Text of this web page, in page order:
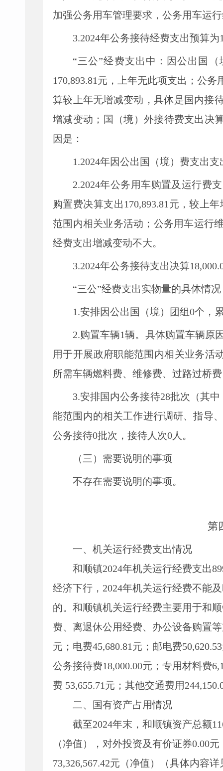
加强公务用车管理要求，公务用车运
3.2024年公务接待经费支出预算为
“三公”经费支出中：因公出国
170,893.81 元，上年无此项支出；公务
算较上年无增减变动，具体是国内接
增减变动；国（境）外接待费支出决
因是：
1.2024年因公出国（境）费支出支
2.2024年公务用车购置及运行费
购置费决算支出 170,893.81 元，较上年
范围内相关业务活动；公务用车运行
经费支出增减变动不大。
3.2024年公务接待支出决算
“三公”经费支出实物量的具体情
1.安排因公出国（境）团组0个，
2.购置车辆1辆。具体购置车辆原
用于开展政府职能范围内相关业务活
所需车辆燃料费、维修费、过路过桥
3.安排国内公务接待28批次（其中
能范围内的相关工作进行调研、指导
公务接待0批次，接待人次0人。
（三）需要说明的事项
不存在需要说明的事项。
第
一、 机关运行经费支出情况
和顺镇2024年机关运行经费支出
经济下行，2024年机关运行经费不能
的。 和顺镇机关运行经费主要用于和
费、离退休公用经费、 办公设备购置
元；电费45,680.81元；邮电费
公务接待费18,000.00元； 专用材料费6,
费 53,655.71 元；其他交通费用244,150
二、
国有资产占用情况
截至2024年末，和顺镇资产总额
（净值），对外投资及有价证券0.00元
73,326,567.42元（净值）（具体内容